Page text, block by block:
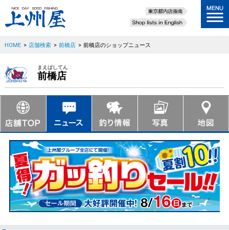
HOME > 店舗検索 > 前橋店 > 前橋店のショップニュース
まえばしてん
前橋店